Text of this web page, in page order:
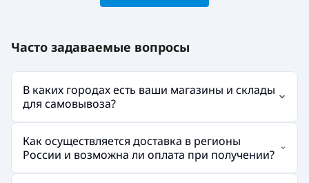
Часто задаваемые вопросы
В каких городах есть ваши магазины и склады
для самовывоза?
Как осуществляется доставка в регионы
России и возможна ли оплата при получении?